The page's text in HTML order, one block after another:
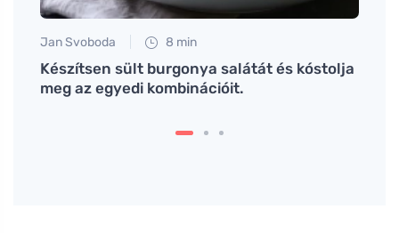
Jan Svoboda 8 min
Készítsen sült burgonya salátát és kóstolja
meg az egyedi kombinációit.